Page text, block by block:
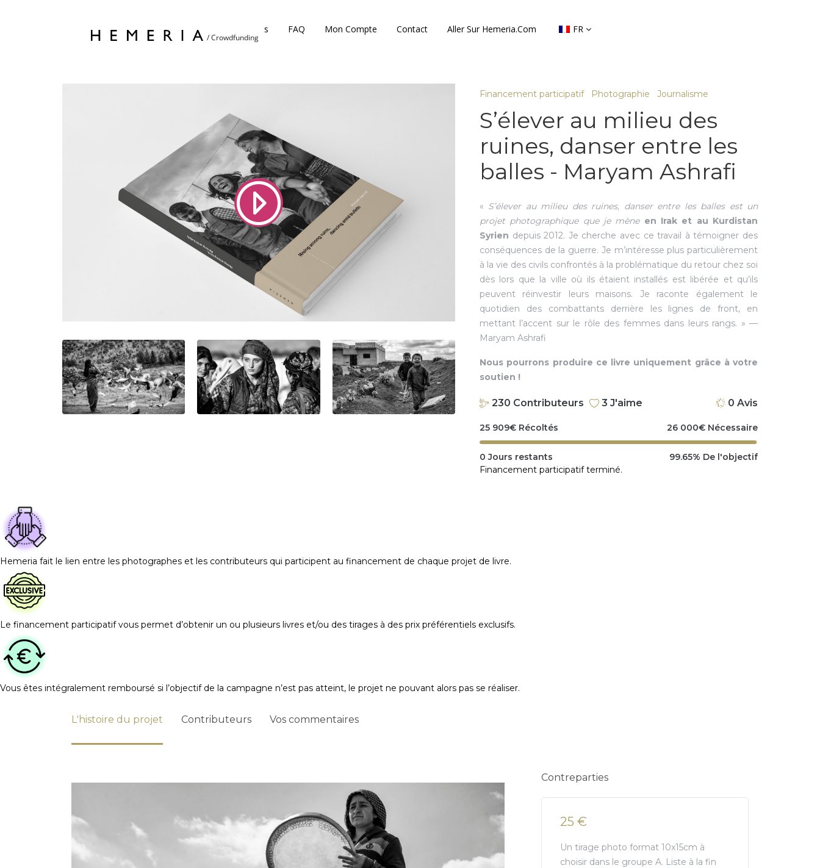
Accueil Projets FAQ Mon Compte Contact Aller Sur Hemeria.com FR
Financement participatif Photographie Journalisme
S’élever au milieu des
ruines, danser entre les
balles - Maryam Ashrafi
« S’élever au milieu des ruines, danser entre les balles est un
projet photographique que je mène en Irak et au Kurdistan
Syrien depuis 2012. Je cherche avec ce travail à témoigner des
conséquences de la guerre. Je m’intéresse plus particulièrement
à la vie des civils confrontés à la problématique du retour chez soi
dès lors que la ville où ils étaient installés est libérée et qu’ils
peuvent réinvestir leurs maisons. Je raconte également le
quotidien des combattants derrière les lignes de front, en
mettant l’accent sur le rôle des femmes dans leurs rangs. » —
Maryam Ashrafi
Nous pourrons produire ce livre uniquement grâce à votre
soutien !
230 Contributeurs 3 J'aime 0 Avis
25 909€ Récoltés 26 000€ Nécessaire
0 Jours restants 99.65% De l'objectif
Financement participatif terminé.
Hemeria fait le lien entre les photographes et les contributeurs qui participent au financement de chaque projet de livre.
Le financement participatif vous permet d’obtenir un ou plusieurs livres et/ou des tirages à des prix préférentiels exclusifs.
Vous êtes intégralement remboursé si l’objectif de la campagne n’est pas atteint, le projet ne pouvant alors pas se réaliser.
L'histoire du projet Contributeurs Vos commentaires
Contreparties
25 €
Un tirage photo format 10x15cm à
choisir dans le groupe A. Liste à la fin